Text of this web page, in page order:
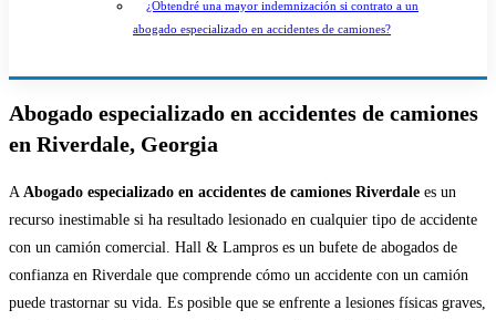
¿Obtendré una mayor indemnización si contrato a un
abogado especializado en accidentes de camiones?
Abogado especializado en accidentes de camiones
en Riverdale, Georgia
A Abogado especializado en accidentes de camiones Riverdale es un
recurso inestimable si ha resultado lesionado en cualquier tipo de accidente
con un camión comercial. Hall & Lampros es un bufete de abogados de
confianza en Riverdale que comprende cómo un accidente con un camión
puede trastornar su vida. Es posible que se enfrente a lesiones físicas graves,